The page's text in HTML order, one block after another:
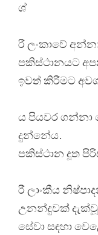
ශ්
රී ලංකාවේ
පකිස්ථානයට
ඉවත් කිරීමට
ය පියවර ගන්නා
දුන්නේය.
පකිස්ථාන දූත
රී ලාංකීය
උනන්දුවක්
සේවා සඳහා